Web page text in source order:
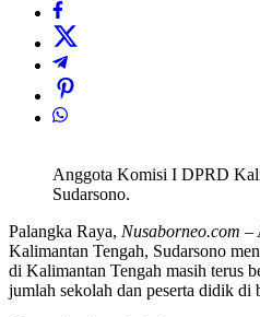
Anggota Komisi I DPRD
Sudarsono.
Palangka Raya, Nusaborneo.com –
Kalimantan Tengah, Sudarsono
di Kalimantan Tengah masih terus
jumlah sekolah dan peserta didik di